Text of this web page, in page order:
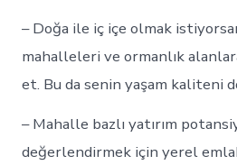
– Doğa ile iç içe olmak
mahalleleri ve ormanlık
et. Bu da senin yaşam kaliteni
– Mahalle bazlı yatırım
değerlendirmek için yerel